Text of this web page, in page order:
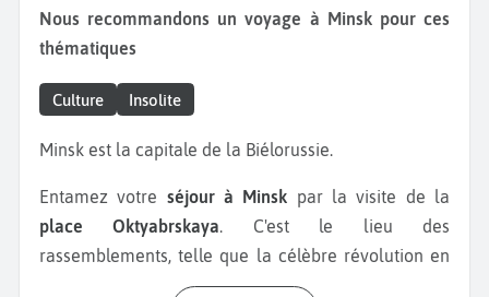
Nous recommandons un voyage à Minsk pour ces
thématiques
Culture Insolite
Minsk est la capitale de la Biélorussie.
Entamez votre séjour à Minsk par la visite de la
place Oktyabrskaya. C'est le lieu des
rassemblements, telle que la célèbre révolution en
jean. Vous pourrez y admirer le